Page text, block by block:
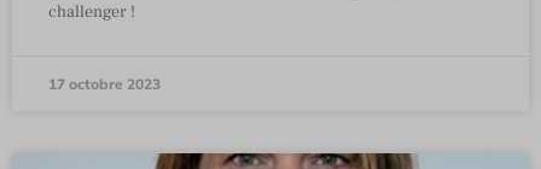
challenger !
17 octobre 2023